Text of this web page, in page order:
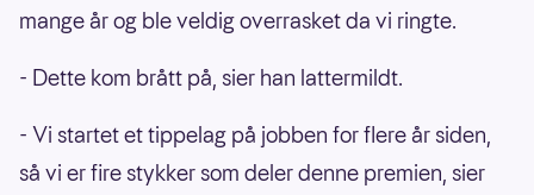
mange år og ble veldig overrasket da vi ringte.
- Dette kom brått på, sier han lattermildt.
- Vi startet et tippelag på jobben for flere år siden,
så vi er fire stykker som deler denne premien, sier